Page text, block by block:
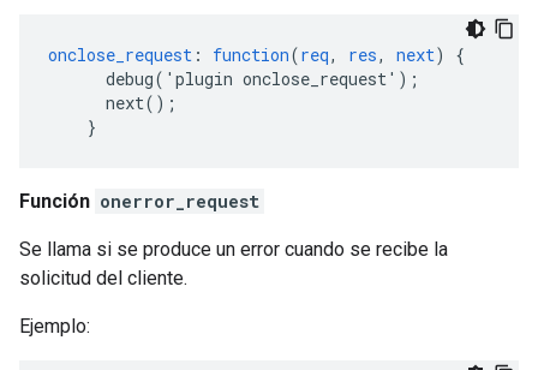
onclose_request : function(req, res, next)
{
debug('plugin onclose_request') ;
next() ;
}
Función onerror_request
Se llama si se produce un error cuando se recibe la
solicitud del cliente.
Ejemplo: